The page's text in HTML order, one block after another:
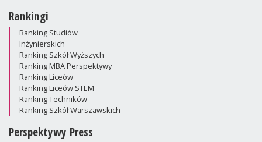
Rankingi
Ranking Studiów
Inżynierskich
Ranking Szkół Wyższych
Ranking MBA Perspektywy
Ranking Liceów
Ranking Liceów STEM
Ranking Techników
Ranking Szkół Warszawskich
Perspektywy Press